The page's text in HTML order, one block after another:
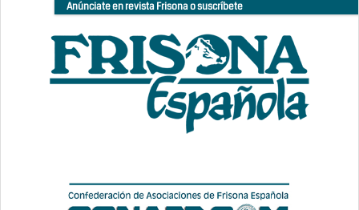
Anúnciate en revista Frisona o suscríbete